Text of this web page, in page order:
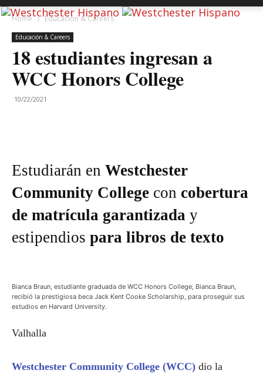
Home Educación & Careers
Educación & Careers
18 estudiantes ingresan a
WCC Honors College
10/22/2021
Estudiarán en Westchester
Community College con cobertura
de matrícula garantizada y
estipendios para libros de texto
Bianca Braun, estudiante graduada de WCC Honors College, Bianca Braun,
recibió la prestigiosa beca Jack Kent Cooke Scholarship, para proseguir sus
estudios en Harvard University.
Valhalla
Westchester Community College (WCC) dio la